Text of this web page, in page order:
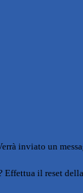
inviato un
Effettua il reset